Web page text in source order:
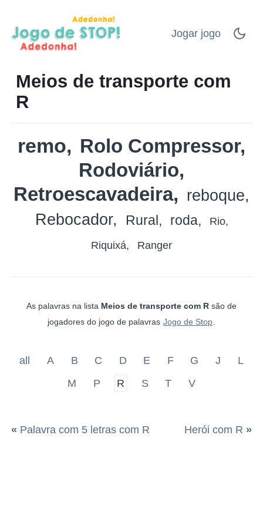
Jogar jogo
Meios de transporte com
R
remo
Rolo Compressor
Rodoviário
Retroescavadeira
reboque
Rebocador
Rural roda Rio
Riquixá Ranger
As palavras na lista Meios de transporte com R são de
jogadores do jogo de palavras Jogo de Stop
all A B C D E F G J
L
M
P R S T V
« Palavra com 5 letras com R Herói com R »